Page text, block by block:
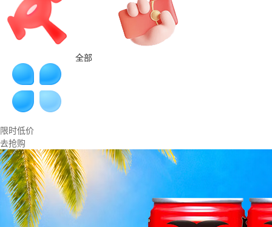
全部
限时低价
去抢购